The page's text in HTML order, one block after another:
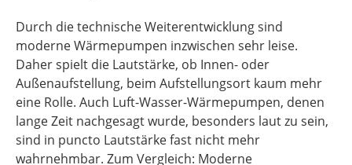
Durch die technische Weiterentwicklung sind
moderne Wärmepumpen inzwischen sehr leise.
Daher spielt die Lautstärke, ob Innen- oder
Außenaufstellung, beim Aufstellungsort kaum mehr
eine Rolle. Auch Luft-Wasser-Wärmepumpen, denen
lange Zeit nachgesagt wurde, besonders laut zu sein,
sind in puncto Lautstärke fast nicht mehr
wahrnehmbar. Zum Vergleich: Moderne